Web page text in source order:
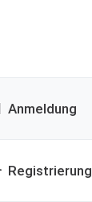
Anmeldung
Registrierung